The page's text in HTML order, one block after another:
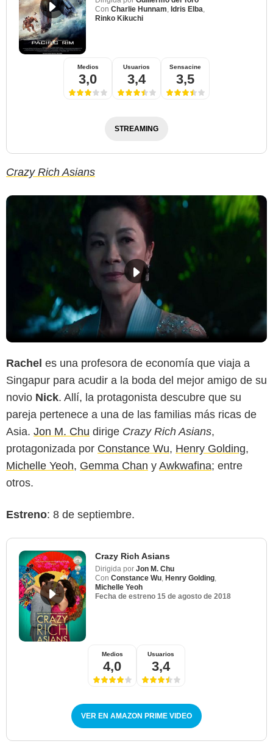
Con Charlie Hunnam Idris Elba
Rinko Kikuchi
Medios
3,0
Usuarios
3,4
Sensacine
3,5
STREAMING
Crazy Rich Asians
Rachel es una profesora de economía que viaja a
Singapur para acudir a la boda del mejor amigo de su
novio Nick. Allí, la protagonista descubre que su
pareja pertenece a una de las familias más ricas de
Asia. Jon M. Chu dirige Crazy Rich Asians,
protagonizada por Constance Wu, Henry Golding,
Michelle Yeoh, Gemma Chan y Awkwafina; entre
otros.
Estreno: 8 de septiembre.
Crazy Rich Asians
Dirigida por Jon M. Chu
Con Constance Wu Henry Golding
Michelle Yeoh
Fecha de estreno 15 de agosto de 2018
Medios
4,0
Usuarios
3,4
VER EN AMAZON PRIME VIDEO